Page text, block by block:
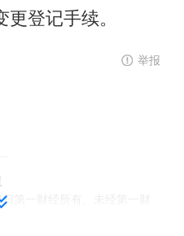
登记手续。
举报
第一财经所有。未经第一财